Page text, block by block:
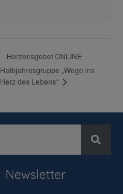
Herzensgebet ONLINE
Halbjahresgruppe „Wege ins
Herz des Lebens“
Newsletter